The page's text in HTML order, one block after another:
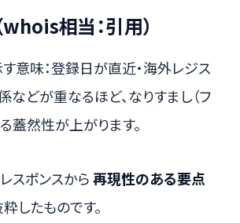
相当：引用）
意味：登録日が直近・海外レジス
などが重なるほど、なりすまし（フ
蓋然性が上がります。
スポンスから再現性のある要点
したものです。